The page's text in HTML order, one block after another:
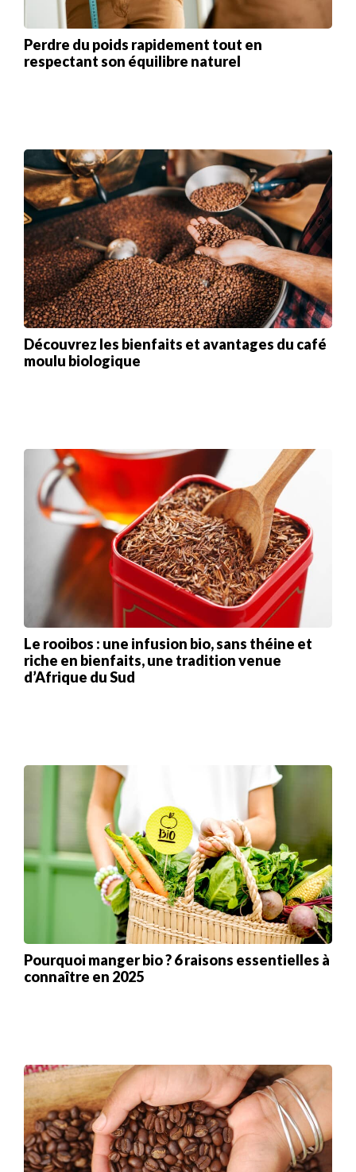
Perdre du poids rapidement tout en
respectant son équilibre naturel
Découvrez les bienfaits et avantages du café
moulu biologique
Le rooibos : une infusion bio, sans théine et
riche en bienfaits, une tradition venue
d’Afrique du Sud
Pourquoi manger bio ? 6 raisons essentielles à
connaître en 2025